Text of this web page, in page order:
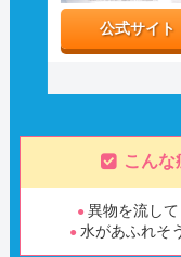
公式サイト
こん
異物を流し
水があふれそ